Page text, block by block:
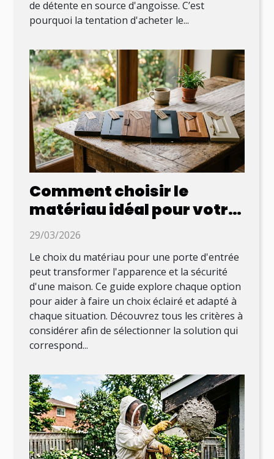
de détente en source d'angoisse. C’est
pourquoi la tentation d'acheter le...
Comment choisir le
matériau idéal pour votre
porte d'entrée ?
29/03/2026
Le choix du matériau pour une porte d'entrée
peut transformer l'apparence et la sécurité
d'une maison. Ce guide explore chaque option
pour aider à faire un choix éclairé et adapté à
chaque situation. Découvrez tous les critères à
considérer afin de sélectionner la solution qui
correspond...